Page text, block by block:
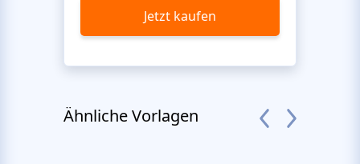
Jetzt kaufen
Ähnliche Vorlagen